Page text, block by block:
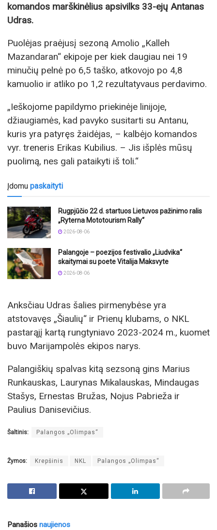
komandos marškinėlius apsivilks 33-ejų Antanas
Udras.
Puolėjas praėjusį sezoną Amolio „Kalleh
Mazandaran“ ekipoje per kiek daugiau nei 19
minučių pelnė po 6,5 taško, atkovojo po 4,8
kamuolio ir atliko po 1,2 rezultatyvaus perdavimo.
„Ieškojome papildymo priekinėje linijoje,
džiaugiamės, kad pavyko susitarti su Antanu,
kuris yra patyręs žaidėjas, – kalbėjo komandos
vyr. treneris Erikas Kubilius. – Jis išplės mūsų
puolimą, nes gali pataikyti iš toli.“
Įdomu paskaityti
Rugpjūčio 22 d. startuos Lietuvos pažinimo ralis
„Ryterna Mototourism Rally“
2026-08-06
Palangoje – poezijos festivalio „Liudvika“
skaitymai su poete Vitalija Maksvyte
2026-08-06
Anksčiau Udras šalies pirmenybėse yra
atstovavęs „Šiaulių“ ir Prienų klubams, o NKL
pastarąjį kartą rungtyniavo 2023-2024 m., kuomet
buvo Marijampolės ekipos narys.
Palangiškių spalvas kitą sezsoną gins Marius
Runkauskas, Laurynas Mikalauskas, Mindaugas
Stašys, Ernestas Bružas, Nojus Pabrieža ir
Paulius Danisevičius.
Šaltinis: Palangos „Olimpas“
Žymos: Krepšinis NKL Palangos „Olimpas“
Panašios naujienos